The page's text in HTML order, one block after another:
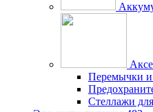
Перемычки
Стеллажи